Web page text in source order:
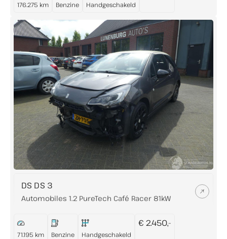
176.275 km Benzine Handgeschakeld
DS DS 3
Automobiles 1.2 PureTech Café Racer 81kW
71.195 km Benzine Handgeschakeld
€ 2.450,-